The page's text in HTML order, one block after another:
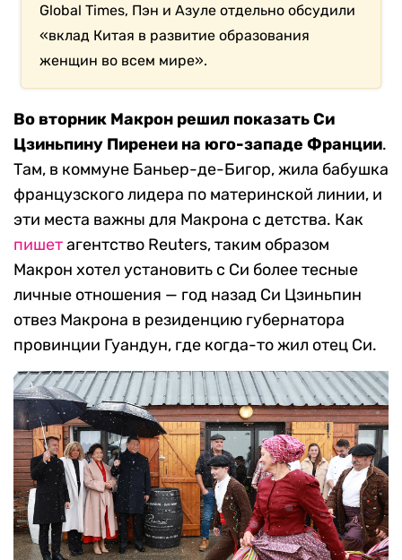
Global Times, Пэн и Азуле отдельно обсудили
«вклад Китая в развитие образования
женщин во всем мире».
Во вторник Макрон решил показать Си
Цзиньпину Пиренеи на юго-западе Франции.
Там, в коммуне Баньер-де-Бигор, жила бабушка
французского лидера по материнской линии, и
эти места важны для Макрона с детства. Как
пишетагентство Reuters, таким образом
Макрон хотел установить с Си более тесные
личные отношения — год назад Си Цзиньпин
отвез Макрона в резиденцию губернатора
провинции Гуандун, где когда-то жил отец Си.